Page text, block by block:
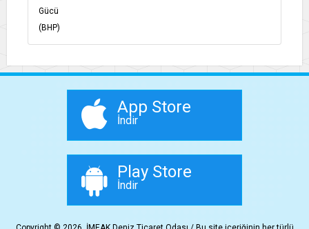
Gücü
(BHP)
App Store
İndir
Play Store
İndir